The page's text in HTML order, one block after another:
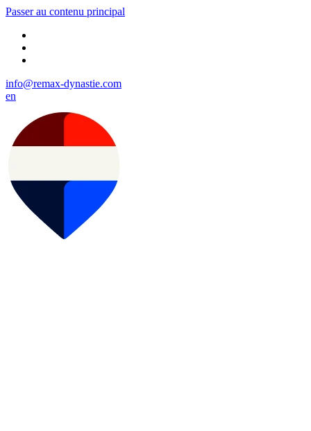
Passer au contenu principal
info@remax-dynastie.com
en